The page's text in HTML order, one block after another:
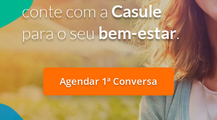
conte com a Casule
para o seubem-estar.
Agendar 1ª Conversa